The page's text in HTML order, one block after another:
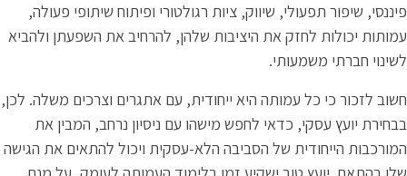
ציות רגולטורי ופיתוח שיתופי פעולה,
היציבות שלהן, להרחיב את השפעתן ולהביא
היא ייחודית, עם אתגרים וצרכים משלה. לכן,
לחפש מישהו עם ניסיון נרחב, המבין את
הלא-עסקית ויכול להתאים את הגישה